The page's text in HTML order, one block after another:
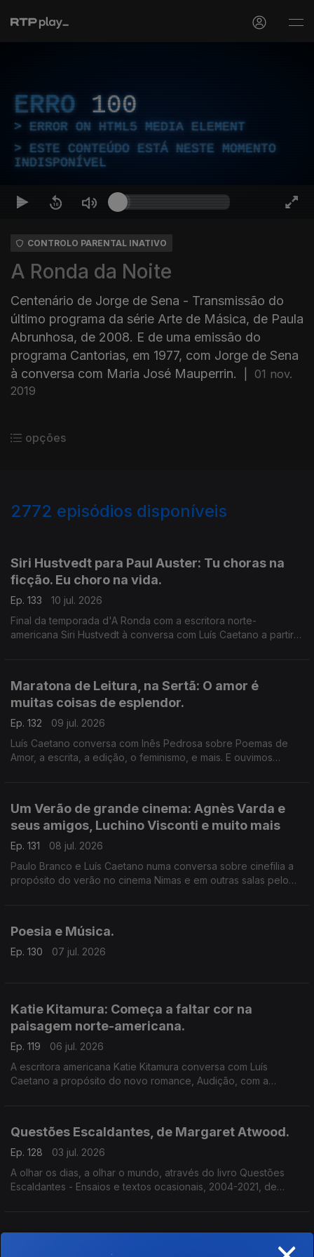
ERRO 100
ERROR ON HTML5 MEDIA ELEMENT
ESTE CONTEÚDO ESTÁ NESTE MOMENTO
INDISPONÍVEL
CONTROLO PARENTAL INATIVO
A Ronda da Noite
Centenário de Jorge de Sena - Transmissão do
último programa da série Arte de Másica, de Paula
Abrunhosa, de 2008. E de uma emissão do
programa Cantorias, em 1977, com Jorge de Sena
à conversa com Maria José Mauperrin.
01 nov.
2019
opções
2772 episódios disponíveis
Siri Hustvedt para Paul Auster: Tu choras na
ficção. Eu choro na vida.
Ep. 133
10 jul. 2026
Final da temporada d'A Ronda com a escritora norte-
americana Siri Hustvedt à conversa com Luís Caetano a partir
Maratona de Leitura, na Sertã: O amor é
muitas coisas de esplendor.
Ep. 132
09 jul. 2026
Luís Caetano conversa com Inês Pedrosa sobre Poemas de
Amor, a escrita, a edição, o feminismo, e mais. E ouvimos
Um Verão de grande cinema: Agnès Varda e
seus amigos, Luchino Visconti e muito mais
Ep. 131
08 jul. 2026
Paulo Branco e Luís Caetano numa conversa sobre cinefilia a
propósito do verão no cinema Nimas e em outras salas pelo
Poesia e Música.
Ep. 130 07 jul. 2026
Katie Kitamura: Começa a faltar cor na
paisagem norte-americana.
Ep. 119
06 jul. 2026
A escritora americana Katie Kitamura conversa com Luís
Caetano a propósito do novo romance, Audição, com a
Questões Escaldantes, de Margaret Atwood.
Ep. 128
03 jul. 2026
A olhar os dias, a olhar o mundo, através do livro Questões
Escaldantes - Ensaios e textos ocasionais, 2004-2021, de